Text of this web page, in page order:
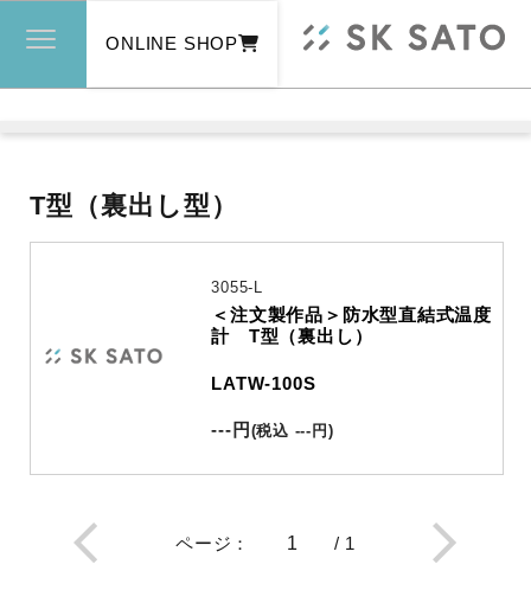
ONLINE SHOP
T型（裏出し型）
3055-L
＜注文製作品＞防水型直結式温度
計 T型（裏出し）
LATW-100S
--- 円 (税込 --- 円 )
ページ ： / 1